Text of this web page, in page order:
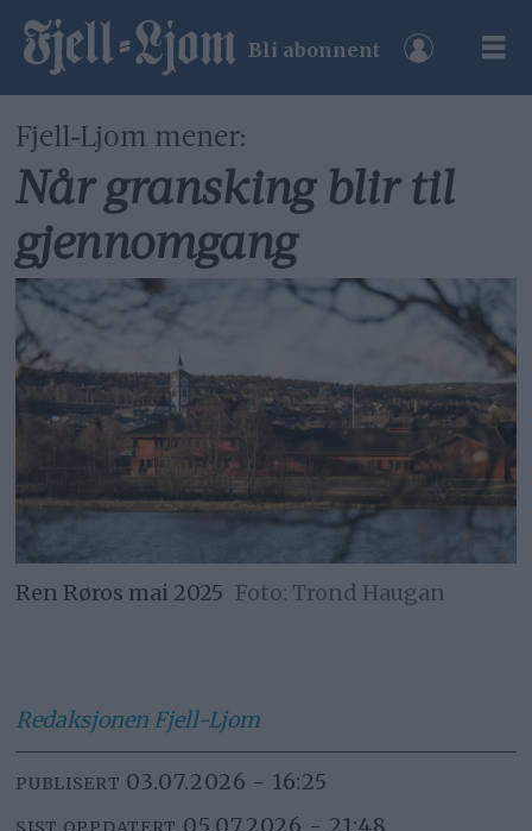
Bli abonnent
Fjell-Ljom mener:
Når gransking blir til
gjennomgang
Ren Røros mai 2025 Trond Haugan
Redaksjonen Fjell-Ljom
PUBLISERT 03.07.2026 - 16:25